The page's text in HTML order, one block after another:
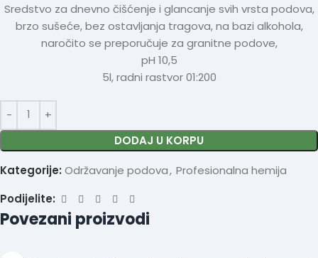
Sredstvo za dnevno čišćenje i glancanje svih vrsta podova,
brzo sušeće, bez ostavljanja tragova, na bazi alkohola,
naročito se preporučuje za granitne podove,
pH 10,5
5l, radni rastvor 01:200
DODAJ U KORPU
Kategorije: Održavanje podova, Profesionalna hemija
Podijelite:
Povezani proizvodi